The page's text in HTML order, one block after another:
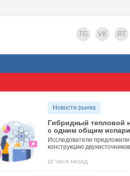
TG VK RT
Новости рынка
Гибридный тепловой
с одним общим
Исследователи предложили
конструкцию
22 ЧАСА НАЗАД